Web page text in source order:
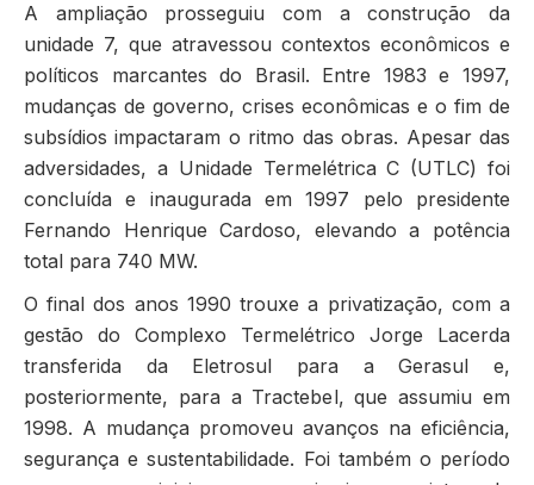
A ampliação prosseguiu com a construção da
unidade 7, que atravessou contextos econômicos e
políticos marcantes do Brasil. Entre 1983 e 1997,
mudanças de governo, crises econômicas e o fim de
subsídios impactaram o ritmo das obras. Apesar das
adversidades, a Unidade Termelétrica C (UTLC) foi
concluída e inaugurada em 1997 pelo presidente
Fernando Henrique Cardoso, elevando a potência
total para 740 MW.
O final dos anos 1990 trouxe a privatização, com a
gestão do Complexo Termelétrico Jorge Lacerda
transferida da Eletrosul para a Gerasul e,
posteriormente, para a Tractebel, que assumiu em
1998. A mudança promoveu avanços na eficiência,
segurança e sustentabilidade. Foi também o período